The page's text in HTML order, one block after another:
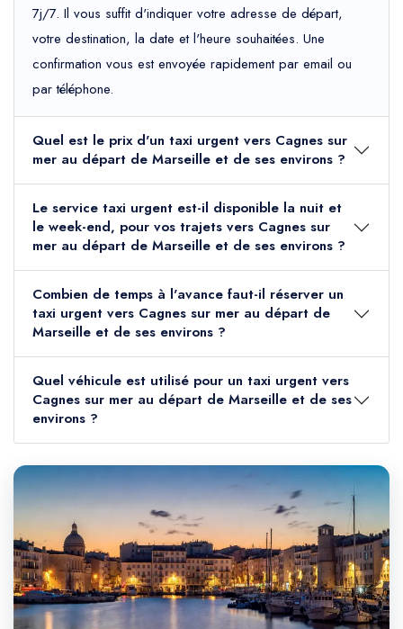
7j/7. Il vous suffit d'indiquer votre adresse de départ,
votre destination, la date et l'heure souhaitées. Une
confirmation vous est envoyée rapidement par email ou
par téléphone.
Quel est le prix d'un taxi urgent vers Cagnes sur
mer au départ de Marseille et de ses environs ?
Le service taxi urgent est-il disponible la nuit et
le week-end, pour vos trajets vers Cagnes sur
mer au départ de Marseille et de ses environs ?
Combien de temps à l'avance faut-il réserver un
taxi urgent vers Cagnes sur mer au départ de
Marseille et de ses environs ?
Quel véhicule est utilisé pour un taxi urgent vers
Cagnes sur mer au départ de Marseille et de ses
environs ?